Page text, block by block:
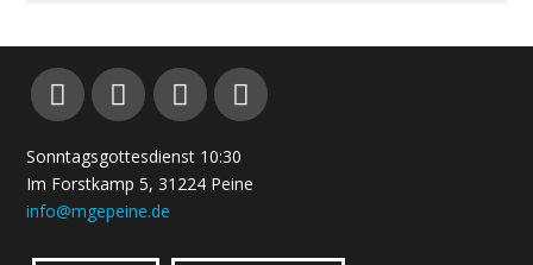
Sonntagsgottesdienst 10:30
Im Forstkamp 5, 31224 Peine
info@mgepeine.de